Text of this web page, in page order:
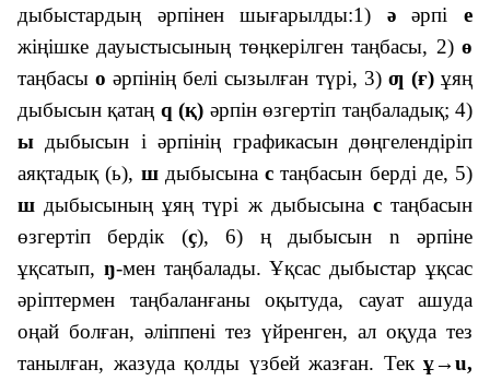
дыбыстардың әрпінен шығарылды:1) әәрпіе
жіңішке дауыстысының төңкерілген таңбасы, 2) ө
таңбасыо әрпінің белі сызылған түрі, 3) ƣ (ғ)ұяң
дыбысын қатаң q (қ) әрпін өзгертіп таңбаладық; 4)
ы дыбысын і әрпінің графикасын дөңгелендіріп
аяқтадық (ь), шдыбысына с таңбасын берді де, 5)
ш дыбысының ұяң түрі ж дыбысына стаңбасын
өзгертіп бердік (ҫ), 6) ң дыбысын n әрпіне
ұқсатып, ŋ-мен таңбалады. Ұқсас дыбыстар ұқсас
әріптермен таңбаланғаны оқытуда, сауат ашуда
оңай болған, әліппені тез үйренген, ал оқуда тез
танылған, жазуда қолды үзбей жазған. Тек ұ→u,